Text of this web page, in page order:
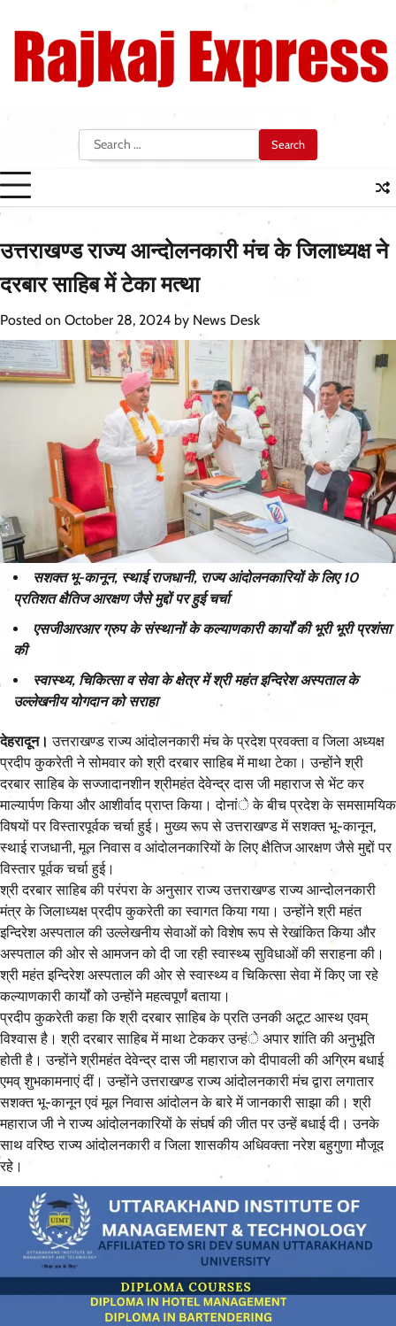
content
Search
for:
उत्तराखण्ड राज्य आन्दोलनकारी मंच के जिलाध्यक्ष ने
दरबार साहिब में टेका मत्था
Posted on October 28, 2024 by News Desk
सशक्त भू-कानून, स्थाई राजधानी, राज्य आंदोलनकारियों के लिए 10
प्रतिशत क्षैतिज आरक्षण जैसे मुद्दों पर हुई चर्चा
एसजीआरआर ग्रुप के संस्थानों के कल्याणकारी कार्यों की भूरी भूरी प्रशंसा
की
स्वास्थ्य, चिकित्सा व सेवा के क्षेत्र में श्री महंत इन्दिरेश अस्पताल के
उल्लेखनीय योगदान को सराहा
देहरादून। उत्तराखण्ड राज्य आंदोलनकारी मंच के प्रदेश प्रवक्ता व जिला अध्यक्ष
प्रदीप कुकरेती ने सोमवार को श्री दरबार साहिब में माथा टेका। उन्होंने श्री
दरबार साहिब के सज्जादानशीन श्रीमहंत देवेन्द्र दास जी महाराज से भेंट कर
माल्यार्पण किया और आशीर्वाद प्राप्त किया। दोनांे के बीच प्रदेश के समसामयिक
विषयों पर विस्तारपूर्वक चर्चा हुई। मुख्य रूप से उत्तराखण्ड में सशक्त भू-कानून,
स्थाई राजधानी, मूल निवास व आंदोलनकारियों के लिए क्षैतिज आरक्षण जैसे मुद्दों पर
विस्तार पूर्वक चर्चा हुई।
श्री दरबार साहिब की परंपरा के अनुसार राज्य उत्तराखण्ड राज्य आन्दोलनकारी
मंत्र के जिलाध्यक्ष प्रदीप कुकरेती का स्वागत किया गया। उन्होंने श्री महंत
इन्दिरेश अस्पताल की उल्लेखनीय सेवाओं को विशेष रूप से रेखांकित किया और
अस्पताल की ओर से आमजन को दी जा रही स्वास्थ्य सुविधाओं की सराहना की।
श्री महंत इन्दिरेश अस्पताल की ओर से स्वास्थ्य व चिकित्सा सेवा में किए जा रहे
कल्याणकारी कार्यों को उन्होंने महत्वपूर्णं बताया।
प्रदीप कुकरेती कहा कि श्री दरबार साहिब के प्रति उनकी अटूट आस्थ एवम्
विश्वास है। श्री दरबार साहिब में माथा टेककर उन्हंे अपार शांति की अनुभूति
होती है। उन्होंने श्रीमहंत देवेन्द्र दास जी महाराज को दीपावली की अग्रिम बधाई
एमव् शुभकामनाएं दीं। उन्होंने उत्तराखण्ड राज्य आंदोलनकारी मंच द्वारा लगातार
सशक्त भू-कानून एवं मूल निवास आंदोलन के बारे में जानकारी साझा की। श्री
महाराज जी ने राज्य आंदोलनकारियों के संघर्ष की जीत पर उन्हें बधाई दी। उनके
साथ वरिष्ठ राज्य आंदोलनकारी व जिला शासकीय अधिवक्ता नरेश बहुगुणा मौजूद
रहे।